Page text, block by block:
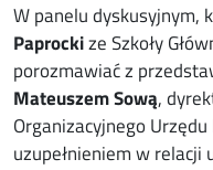
W panelu dyskusyjnym,
Paprockize Szkoły
porozmawiać z
Mateuszem Sową,
Organizacyjnego
uzupełnieniem w relacji